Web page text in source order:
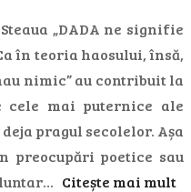
„DADA ne signifie
în teoria haosului, însă,
nimic” au contribuit la
cele mai puternice ale
pragul secolelor. Așa
preocupări poetice sau
Citește mai mult